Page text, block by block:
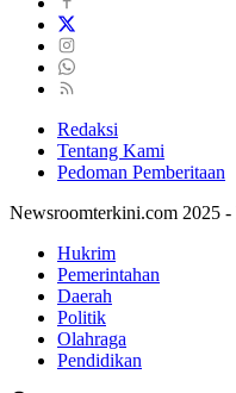
Redaksi
Tentang Kami
Pedoman Pemberitaan
Newsroomterkini.com 2025 -
Hukrim
Pemerintahan
Daerah
Politik
Olahraga
Pendidikan